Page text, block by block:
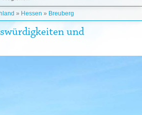
» Hessen » Breuberg
und